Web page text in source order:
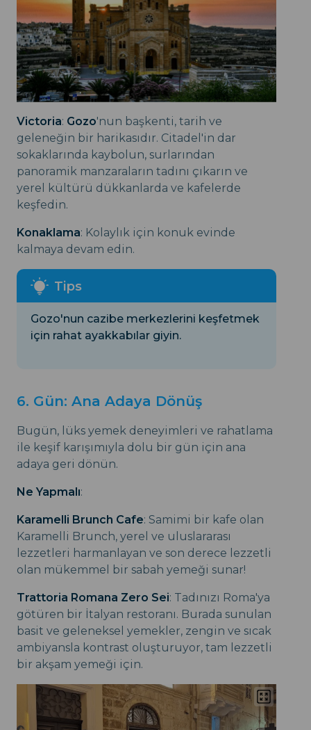
Victoria: Gozo'nun başkenti, tarih ve
geleneğin bir harikasıdır. Citadel'in dar
sokaklarında kaybolun, surlarından
panoramik manzaraların tadını çıkarın ve
yerel kültürü dükkanlarda ve kafelerde
keşfedin.
Konaklama: Kolaylık için konuk evinde
kalmaya devam edin.
Gozo'nun cazibe merkezlerini keşfetmek
için rahat ayakkabılar giyin.
6. Gün: Ana Adaya Dönüş
Bugün, lüks yemek deneyimleri ve rahatlama
ile keşif karışımıyla dolu bir gün için ana
adaya geri dönün.
Ne Yapmalı:
Karamelli Brunch Cafe: Samimi bir kafe olan
Karamelli Brunch, yerel ve uluslararası
lezzetleri harmanlayan ve son derece lezzetli
olan mükemmel bir sabah yemeği sunar!
Trattoria Romana Zero Sei: Tadınızı Roma'ya
götüren bir İtalyan restoranı. Burada sunulan
basit ve geleneksel yemekler, zengin ve sıcak
ambiyansla kontrast oluşturuyor, tam lezzetli
bir akşam yemeği için.